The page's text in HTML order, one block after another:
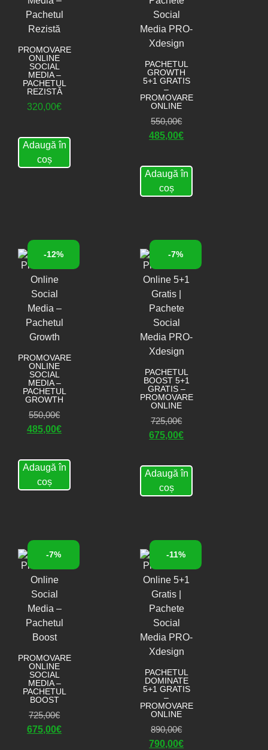
PROMOVARE
ONLINE
SOCIAL
MEDIA –
PACHETUL
REZISTĂ
320,00€
Adaugă în
coș
PACHETUL
GROWTH
5+1 GRATIS
–
PROMOVARE
ONLINE
550,00€
485,00€
Adaugă în
coș
-12%
PROMOVARE
ONLINE
SOCIAL
MEDIA –
PACHETUL
GROWTH
550,00€
485,00€
Adaugă în
coș
-7%
PACHETUL
BOOST 5+1
GRATIS –
PROMOVARE
ONLINE
725,00€
675,00€
Adaugă în
coș
-7%
PROMOVARE
ONLINE
SOCIAL
MEDIA –
PACHETUL
BOOST
725,00€
675,00€
-11%
PACHETUL
DOMINATE
5+1 GRATIS
–
PROMOVARE
ONLINE
890,00€
790,00€